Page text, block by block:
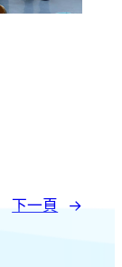
下一頁 →